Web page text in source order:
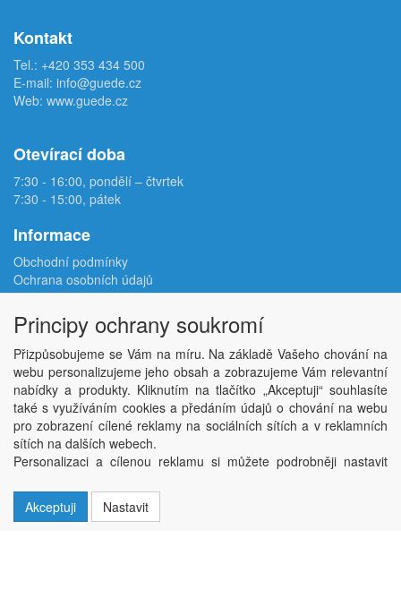
Kontakt
Tel.: +420 353 434 500
E-mail: info@guede.cz
Web: www.guede.cz
Otevírací doba
7:30 - 16:00, pondělí – čtvrtek
7:30 - 15:00, pátek
Informace
Obchodní podmínky
Ochrana osobních údajů
Reklamační protokol
Odstoupení od smlouvy
Podmínky užití e-shopu
Doprava
Velkoobchod
Kontakt
Nastavení soukromí
Copyright © ABRA Software a.s. 2026,
Principy ochrany soukromí
Přizpůsobujeme se Vám na míru. Na základě Vašeho chování na
webu personalizujeme jeho obsah a zobrazujeme Vám relevantní
nabídky a produkty. Kliknutím na tlačítko „Akceptuji“ souhlasíte
také s využíváním cookies a předáním údajů o chování na webu
pro zobrazení cílené reklamy na sociálních sítích a v reklamních
sítích na dalších webech.
Personalizaci a cílenou reklamu si můžete podrobněji nastavit
Akceptuji
Nastavit